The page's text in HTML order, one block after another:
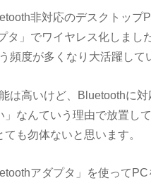
非対応のデスクトップ
タ」でワイヤレス化しまし
頻度が多くなり大活躍して
は高いけど、Bluetoothに
」なんていう理由で放置し
も勿体ないと思います。
アダプタ」を使ってPC